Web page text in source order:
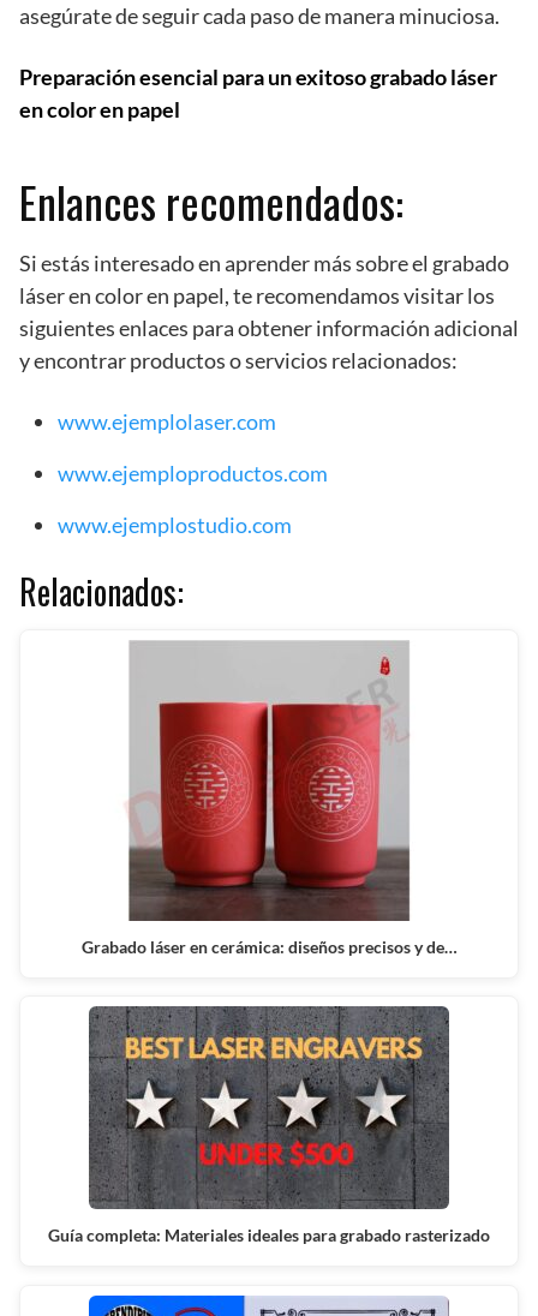
asegúrate de seguir cada paso de manera minuciosa.
Preparación esencial para un exitoso grabado láser
en color en papel
Enlances recomendados:
Si estás interesado en aprender más sobre el grabado
láser en color en papel, te recomendamos visitar los
siguientes enlaces para obtener información adicional
y encontrar productos o servicios relacionados:
www.ejemplolaser.com
www.ejemploproductos.com
www.ejemplostudio.com
Relacionados:
Grabado láser en cerámica: diseños precisos y de…
Guía completa: Materiales ideales para grabado rasterizado